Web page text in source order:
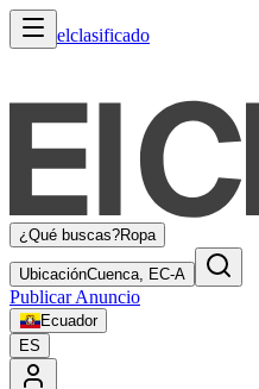
elclasificado
¿Qué buscas?Ropa
UbicaciónCuenca, EC-A
Publicar Anuncio
Ecuador
ES